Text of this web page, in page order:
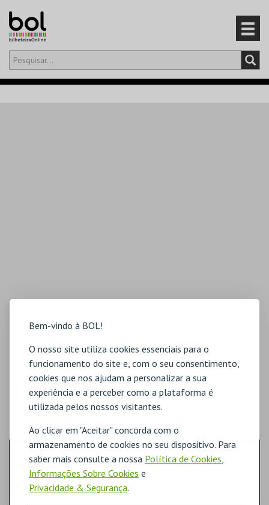
Bem-vindo à BOL!
O nosso site utiliza cookies essenciais para o
funcionamento do site e, com o seu consentimento,
cookies que nos ajudam a personalizar a sua
experiência e a perceber como a plataforma é
utilizada pelos nossos visitantes.
Ao clicar em "Aceitar" concorda com o
armazenamento de cookies no seu dispositivo. Para
saber mais consulte a nossa Política de Cookies,
Informações Sobre Cookies e
Privacidade & Segurança.
Olá,iniciar sessão
LOCALIZAÇÃO
MORADA
1100-404 Lisboa